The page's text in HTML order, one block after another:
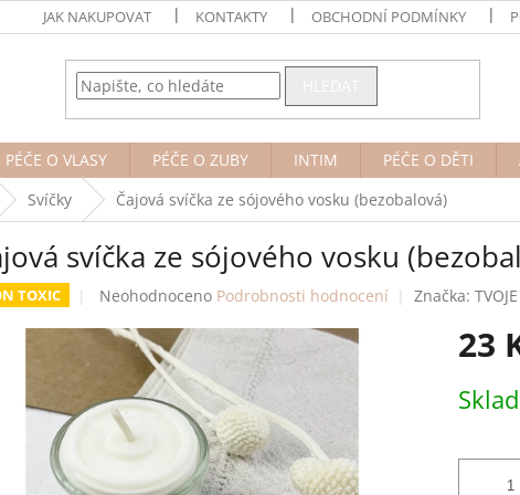
JAK NAKUPOVAT KONTAKTY OBCHODNÍ PODMÍNKY
PÉČE O VLASY PÉČE O ZUBY INTIM PÉČE O DĚTI
Svíčky Čajová svíčka ze sójového vosku (bezobalová)
svíčka ze sójového vosku
TOXIC
Průměrné
produktu
z
hvězdiček.
Neohodnoceno Podrobnosti hodnocení Značka:
23
cena: